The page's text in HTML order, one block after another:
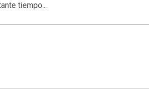
tiempo...